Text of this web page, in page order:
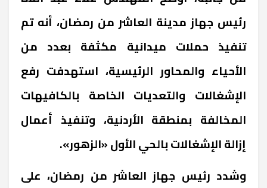
رئيس جهاز مدينة العاشر من رمضان، أنه تم
تنفيذ حملات ميدانية مكثفة بعدد من
الأحياء والمحاور الرئيسية، استهدفت رفع
الإشغالات والتعديات الخاصة بالكافيهات
المخالفة بمنطقة الأردنية، وتنفيذ أعمال
إزالة الإشغالات بالحي الأول «الزهور».
وشدد رئيس جهاز العاشر من رمضان، على